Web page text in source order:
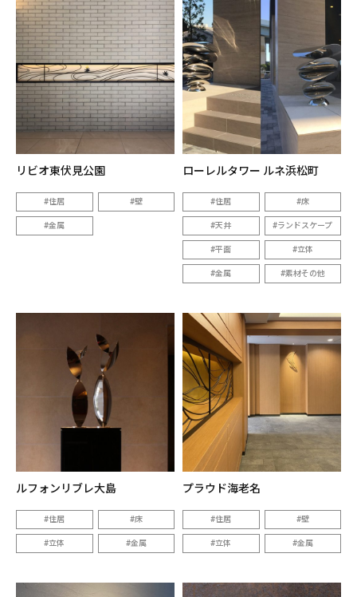
リビオ東伏見公園
住居 壁
金属
ローレルタワー ルネ浜松町
住居 床
天井 ランドスケープ
平面 立体
金属 素材その他
ルフォンリブレ大島
住居 床
立体 金属
プラウド海老名
住居 壁
立体 金属